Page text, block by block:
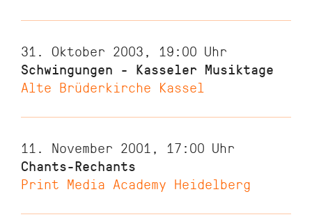
31. Oktober 2003, 19:00 Uhr
Schwingungen - Kasseler Musiktage
Alte Brüderkirche Kassel
11. November 2001, 17:00 Uhr
Chants-Rechants
Print Media Academy Heidelberg